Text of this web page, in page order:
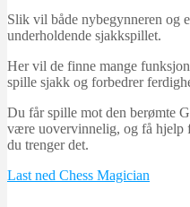
Slik vil både nybegynneren og
underholdende sjakkspillet.
Her vil de finne mange
spille sjakk og forbedrer
Du får spille mot den berømte
være uovervinnelig, og få hjelp
du trenger det.
Last ned Chess Magician